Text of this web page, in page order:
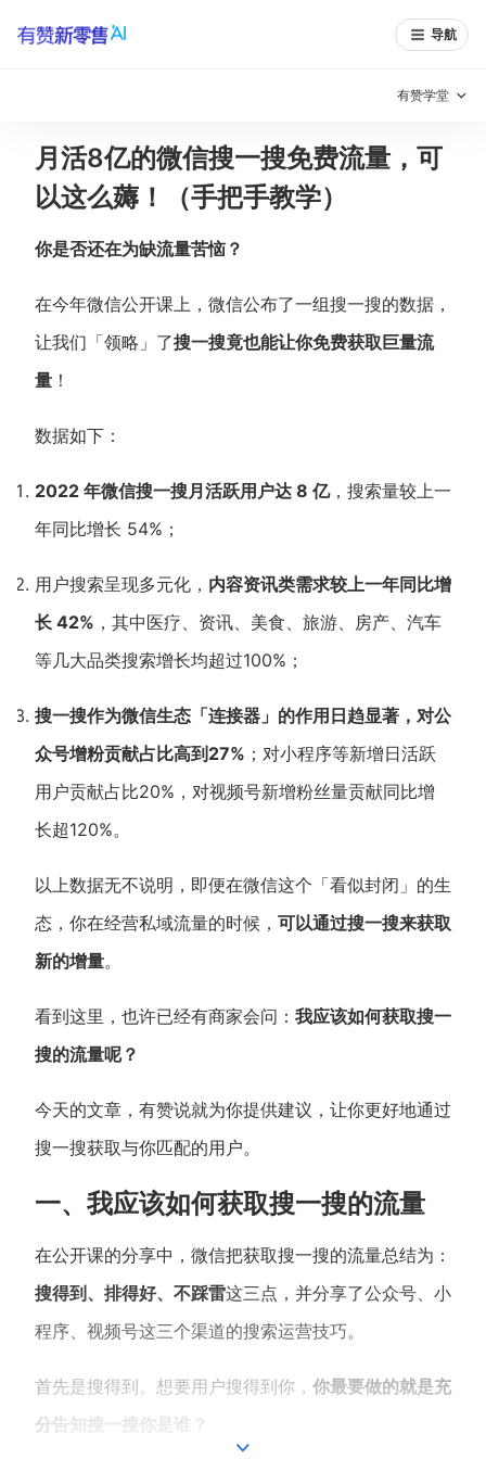
导航
有赞学堂
有赞说增长
私域日历 增长方法
有赞说案例拆解
有赞成功案例 新零售最佳实践
增长产品指南
智库 产品场景库
产品更新动态 帮助中心
行业洞察
培训课程
私域课程
增长俱乐部
商家社区 社群交流
入驻有赞 认证代理商
认证服务商 设计服务商
月活8亿的微信搜一搜免费流量，可
以这么薅！（手把手教学）
你是否还在为缺流量苦恼？
在今年微信公开课上，微信公布了一组搜一搜的数据，
让我们「领略」了搜一搜竟也能让你免费获取巨量流
量 ！
数据如下：
2022 年微信搜一搜月活跃用户达 8 亿，搜索量较上一
年同比增长 54%；
用户搜索呈现多元化， 内容资讯类需求较上一年同比增
长 42% ，其中医疗、资讯、美食、旅游、房产、汽车
等几大品类搜索增长均超过100%；
搜一搜作为微信生态「连接器」的作用日趋显著，对公
众号增粉贡献占比高到27% ；对小程序等新增日活跃
用户贡献占比20%，对视频号新增粉丝量贡献同比增
长超120%。
以上数据无不说明，即便在微信这个「看似封闭」的生
态，你在经营私域流量的时候， 可以通过搜一搜来获取
新的增量。
看到这里，也许已经有商家会问： 我应该如何获取搜一
搜的流量呢？
今天的文章，有赞说就为你提供建议，让你更好地通过
搜一搜获取与你匹配的用户。
一、我应该如何获取搜一搜的流量
在公开课的分享中，微信把获取搜一搜的流量总结为：
搜得到、排得好、不踩雷这三点，并分享了公众号、小
程序、视频号这三个渠道的搜索运营技巧。
首先是搜得到。想要用户搜得到你， 你最要做的就是充
分告知搜一搜你是谁？